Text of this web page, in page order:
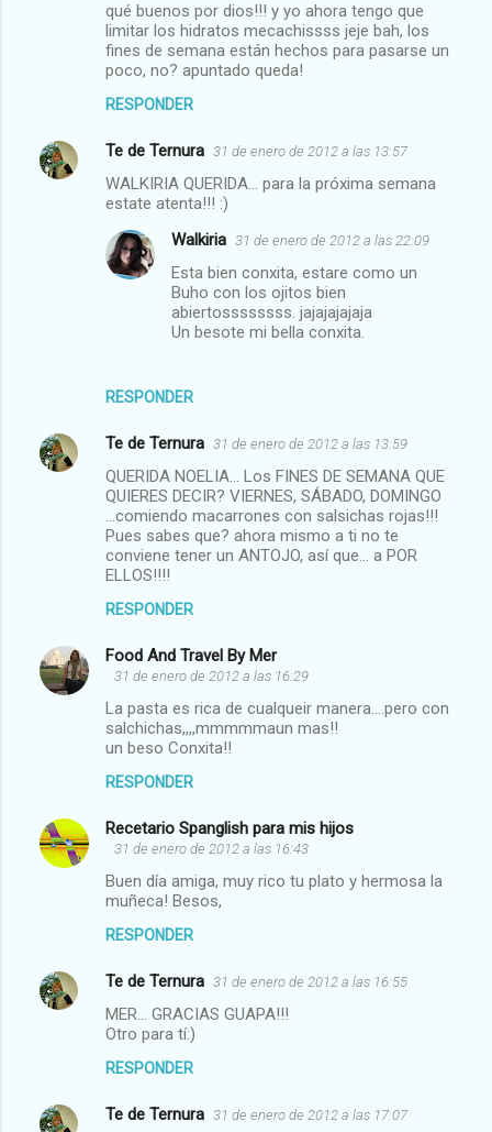
qué buenos por dios!!! y yo ahora tengo que
limitar los hidratos mecachissss jeje bah, los
fines de semana están hechos para pasarse un
poco, no? apuntado queda!
RESPONDER
Te de Ternura 31 de enero de 2012 a las 13:57
WALKIRIA QUERIDA... para la próxima semana
estate atenta!!! :)
RESPONDER
Walkiria 31 de enero de 2012 a las 22:09
Esta bien conxita, estare como un
Buho con los ojitos bien
abiertossssssss. jajajajajaja
Un besote mi bella conxita.
Te de Ternura 31 de enero de 2012 a las 13:59
QUERIDA NOELIA... Los FINES DE SEMANA QUE
QUIERES DECIR? VIERNES, SÁBADO, DOMINGO
...comiendo macarrones con salsichas rojas!!!
Pues sabes que? ahora mismo a ti no te
conviene tener un ANTOJO, así que... a POR
ELLOS!!!!
RESPONDER
Food And Travel By Mer
31 de enero de 2012 a las 16:29
La pasta es rica de cualqueir manera....pero con
salchichas,,,,mmmmmaun mas!!
un beso Conxita!!
RESPONDER
Recetario Spanglish para mis hijos
31 de enero de 2012 a las 16:43
Buen día amiga, muy rico tu plato y hermosa la
muñeca! Besos,
RESPONDER
Te de Ternura 31 de enero de 2012 a las 16:55
MER... GRACIAS GUAPA!!!
Otro para tí:)
RESPONDER
Te de Ternura 31 de enero de 2012 a las 17:07